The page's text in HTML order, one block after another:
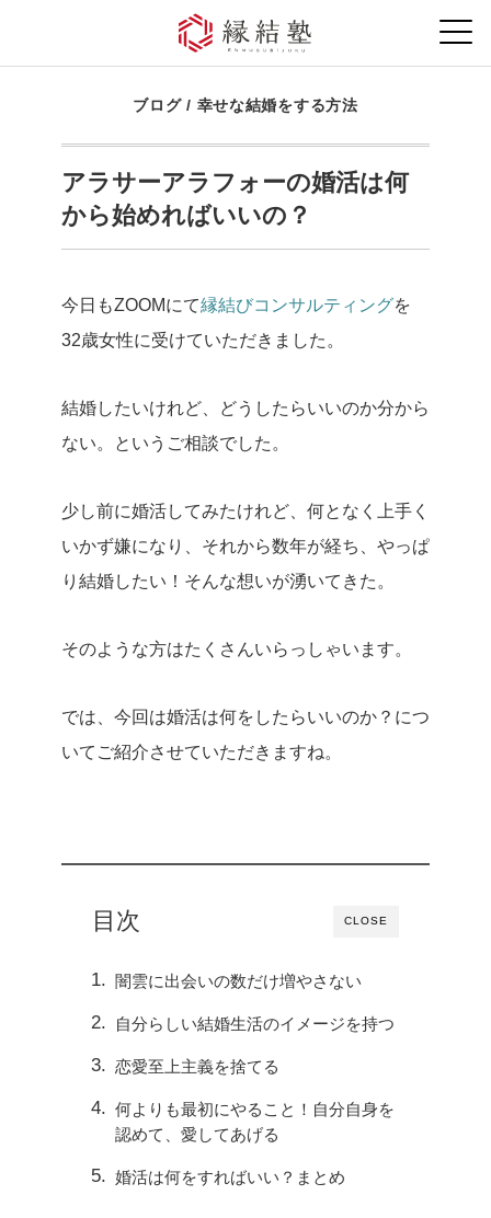
ブログ/ 幸せな結婚をする方法
アラサーアラフォーの婚活は何
から始めればいいの？
今日もZOOMにて縁結びコンサルティングを
32歳女性に受けていただきました。
結婚したいけれど、どうしたらいいのか分から
ない。というご相談でした。
少し前に婚活してみたけれど、何となく上手く
いかず嫌になり、それから数年が経ち、やっぱ
り結婚したい！そんな想いが湧いてきた。
そのような方はたくさんいらっしゃいます。
では、今回は婚活は何をしたらいいのか？につ
いてご紹介させていただきますね。
CLOSE
目次
闇雲に出会いの数だけ増やさない
自分らしい結婚生活のイメージを持つ
恋愛至上主義を捨てる
何よりも最初にやること！自分自身を
認めて、愛してあげる
婚活は何をすればいい？まとめ